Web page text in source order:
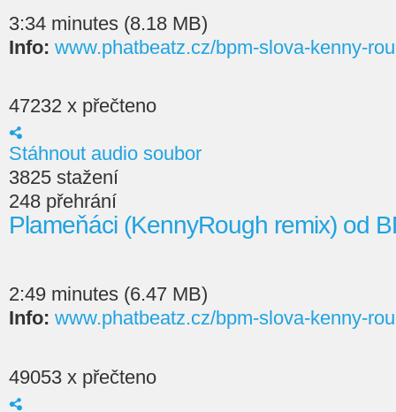
3:34 minutes (8.18 MB)
Info: www.phatbeatz.cz/bpm-slova-kenny-
47232 x přečteno
Stáhnout audio soubor
3825 stažení
248 přehrání
Plameňáci (KennyRough remix) od
2:49 minutes (6.47 MB)
Info: www.phatbeatz.cz/bpm-slova-kenny-
49053 x přečteno